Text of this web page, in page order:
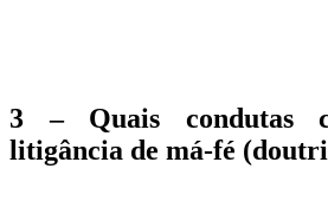
3 – Quais condutas
litigância de má-fé